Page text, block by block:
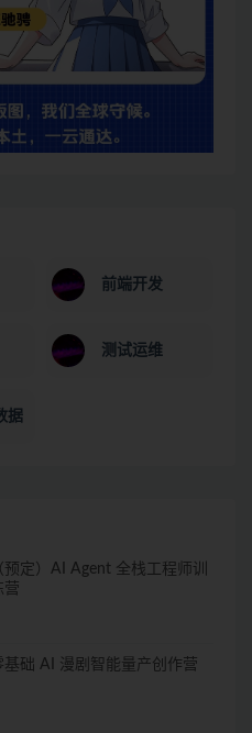
前端开发
测试运维
据
预定）AI Agent 全栈工程师训
营
基础 AI 漫剧智能量产创作营